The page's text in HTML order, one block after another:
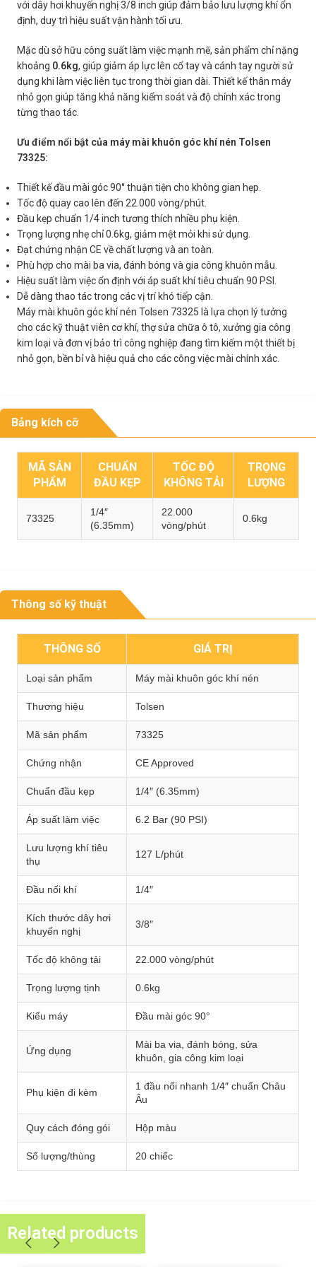
với dây hơi khuyến nghị 3/8 inch giúp đảm bảo lưu lượng khí ổn
định, duy trì hiệu suất vận hành tối ưu.
Mặc dù sở hữu công suất làm việc mạnh mẽ, sản phẩm chỉ nặng
khoảng 0.6kg, giúp giảm áp lực lên cổ tay và cánh tay người sử
dụng khi làm việc liên tục trong thời gian dài. Thiết kế thân máy
nhỏ gọn giúp tăng khả năng kiểm soát và độ chính xác trong
từng thao tác.
Ưu điểm nổi bật của máy mài khuôn góc khí nén Tolsen
73325:
Thiết kế đầu mài góc 90° thuận tiện cho không gian hẹp.
Tốc độ quay cao lên đến 22.000 vòng/phút.
Đầu kẹp chuẩn 1/4 inch tương thích nhiều phụ kiện.
Trọng lượng nhẹ chỉ 0.6kg, giảm mệt mỏi khi sử dụng.
Đạt chứng nhận CE về chất lượng và an toàn.
Phù hợp cho mài ba via, đánh bóng và gia công khuôn mẫu.
Hiệu suất làm việc ổn định với áp suất khí tiêu chuẩn 90 PSI.
Dễ dàng thao tác trong các vị trí khó tiếp cận.
Máy mài khuôn góc khí nén Tolsen 73325 là lựa chọn lý tưởng
cho các kỹ thuật viên cơ khí, thợ sửa chữa ô tô, xưởng gia công
kim loại và đơn vị bảo trì công nghiệp đang tìm kiếm một thiết bị
nhỏ gọn, bền bỉ và hiệu quả cho các công việc mài chính xác.
Bảng kích cỡ
MÃ SẢN
PHẨM
CHUẨN
ĐẦU KẸP
TỐC ĐỘ
KHÔNG TẢI
TRỌNG
LƯỢNG
73325
1/4″
(6.35mm)
22.000
vòng/phút
0.6kg
Thông số kỹ thuật
THÔNG SỐ GIÁ TRỊ
Loại sản phẩm Máy mài khuôn góc khí nén
Thương hiệu Tolsen
Mã sản phẩm 73325
Chứng nhận CE Approved
Chuẩn đầu kẹp 1/4″ (6.35mm)
Áp suất làm việc 6.2 Bar (90 PSI)
Lưu lượng khí tiêu
thụ
127 L/phút
Đầu nối khí 1/4″
Kích thước dây hơi
khuyến nghị
3/8″
Tốc độ không tải 22.000 vòng/phút
Trọng lượng tịnh 0.6kg
Kiểu máy Đầu mài góc 90°
Ứng dụng
Mài ba via, đánh bóng, sửa
khuôn, gia công kim loại
Phụ kiện đi kèm
1 đầu nối nhanh 1/4″ chuẩn Châu
Âu
Quy cách đóng gói Hộp màu
Số lượng/thùng 20 chiếc
Related products